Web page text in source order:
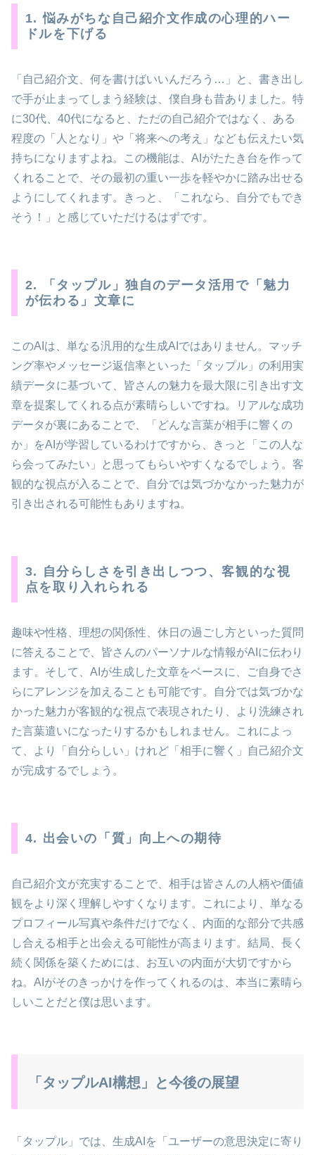
1. 悩みがちな自己紹介文作成の心理的ハー
ドルを下げる
「自己紹介文、何を書けばいいんだろう…」と、書き出し
で手が止まってしまう経験は、僕自身も昔ありました。特
に30代、40代になると、ただの自己紹介ではなく、ある
程度の「人となり」や「将来への考え」なども伝えたい気
持ちになりますよね。この機能は、AIがたたき台を作って
くれることで、その最初の重い一歩を軽やかに踏み出せる
ようにしてくれます。きっと、「これなら、自分でもでき
そう！」と感じていただけるはずです。
2. 「タップル」独自のデータ活用で「魅力
が伝わる」文章に
このAIは、単なる汎用的な生成AIではありません。マッチ
ング率やメッセージ返信率といった「タップル」の利用実
績データに基づいて、皆さんの魅力を最大限に引き出す文
章を提案してくれる点が素晴らしいですね。リアルな成功
データが裏にあることで、「どんな言葉が相手に響くの
か」をAIが学習しているわけですから、きっと「この人な
ら会ってみたい」と思ってもらいやすくなるでしょう。客
観的な視点が入ることで、自分では気づかなかった魅力が
引き出される可能性もありますね。
3. 自分らしさを引き出しつつ、客観的な視
点を取り入れられる
趣味や性格、理想の関係性、休日の過ごし方といった質問
に答えることで、皆さんのパーソナルな情報がAIに伝わり
ます。そして、AIが生成した文章をベースに、ご自身でさ
らにアレンジを加えることも可能です。自分では気づかな
かった魅力が客観的な視点で表現されたり、より洗練され
た言葉遣いになったりするかもしれません。これによっ
て、より「自分らしい」けれど「相手に響く」自己紹介文
が完成するでしょう。
4. 出会いの「質」向上への期待
自己紹介文が充実することで、相手は皆さんの人柄や価値
観をより深く理解しやすくなります。これにより、単なる
プロフィール写真や条件だけでなく、内面的な部分で共感
し合える相手と出会える可能性が高まります。結局、長く
続く関係を築くためには、お互いの内面が大切ですから
ね。AIがそのきっかけを作ってくれるのは、本当に素晴ら
しいことだと僕は思います。
「タップルAI構想」と今後の展望
「タップル」では、生成AIを「ユーザーの意思決定に寄り